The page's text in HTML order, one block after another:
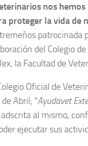
nos
proteger la vida de
patrocinada
del Colegio
la Facultad de
Oficial de
Abril; “Ayudavet
al mismo,
ejecutar sus